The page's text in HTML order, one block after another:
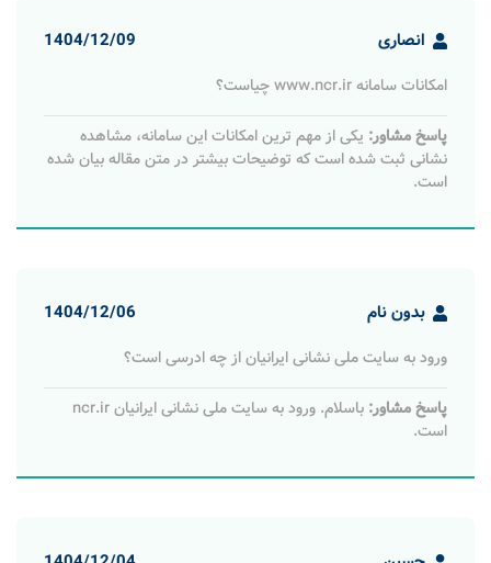
انصاری 1404/12/09
امکانات سامانه www.ncr.ir چیاست؟
پاسخ مشاور: یکی از مهم ترین امکانات این سامانه، مشاهده
نشانی ثبت شده است که توضیحات بیشتر در متن مقاله بیان شده
است.
بدون نام 1404/12/06
ورود به سایت ملی نشانی ایرانیان از چه ادرسی است؟
پاسخ مشاور:
باسلام. ورود به سایت ملی نشانی ایرانیان ncr.ir
است.